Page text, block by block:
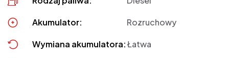
Akumulator: Rozruchowy
Wymiana akumulatora:Łatwa